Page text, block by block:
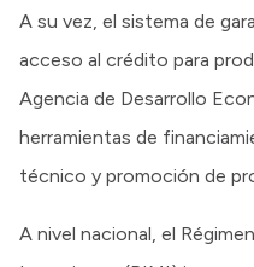
A su vez, el sistema de
acceso al crédito para
Agencia de Desarrollo
herramientas de
técnico y promoción de
A nivel nacional, el